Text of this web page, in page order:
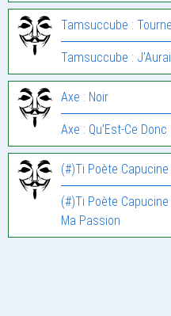
Tamsuccube :
Tamsuccube :
Axe : Noir
Axe : Qu’Est-Ce Donc
(#)Ti Poète
(#)Ti Poète Capucine
Ma Passion